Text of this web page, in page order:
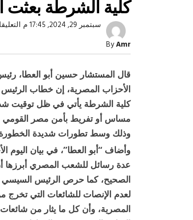
كلية الشرطة بعثت
ByAmr
سبتمبر 29, 2024, 17:45 م
قال المستشار حسين أبو العطا،
الأحزاب المصرية، إن خطاب
كلية الشرطة يأتي في ظل توقيت
مساس أو تفريط بأمن مصر القومي
وذلك وسط تطورات شديدة الخطورة
وأضاف “أبو العطا”، في بيان اليوم
عدة رسائل للشعب المصري أبرزها
الصحيح، كما حرص الرئيس السيسي
لعدم الإنصات للشائعات التي تخرج
المصرية، وأن كل ما يثار من
جهاز مستقبل مصر نموذجا..
الدول كيانات تنموية